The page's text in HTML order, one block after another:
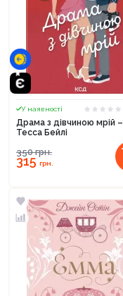
У наявності
Драма з дівчиною мрій –
Тесса Бейлі
350грн.
315грн.